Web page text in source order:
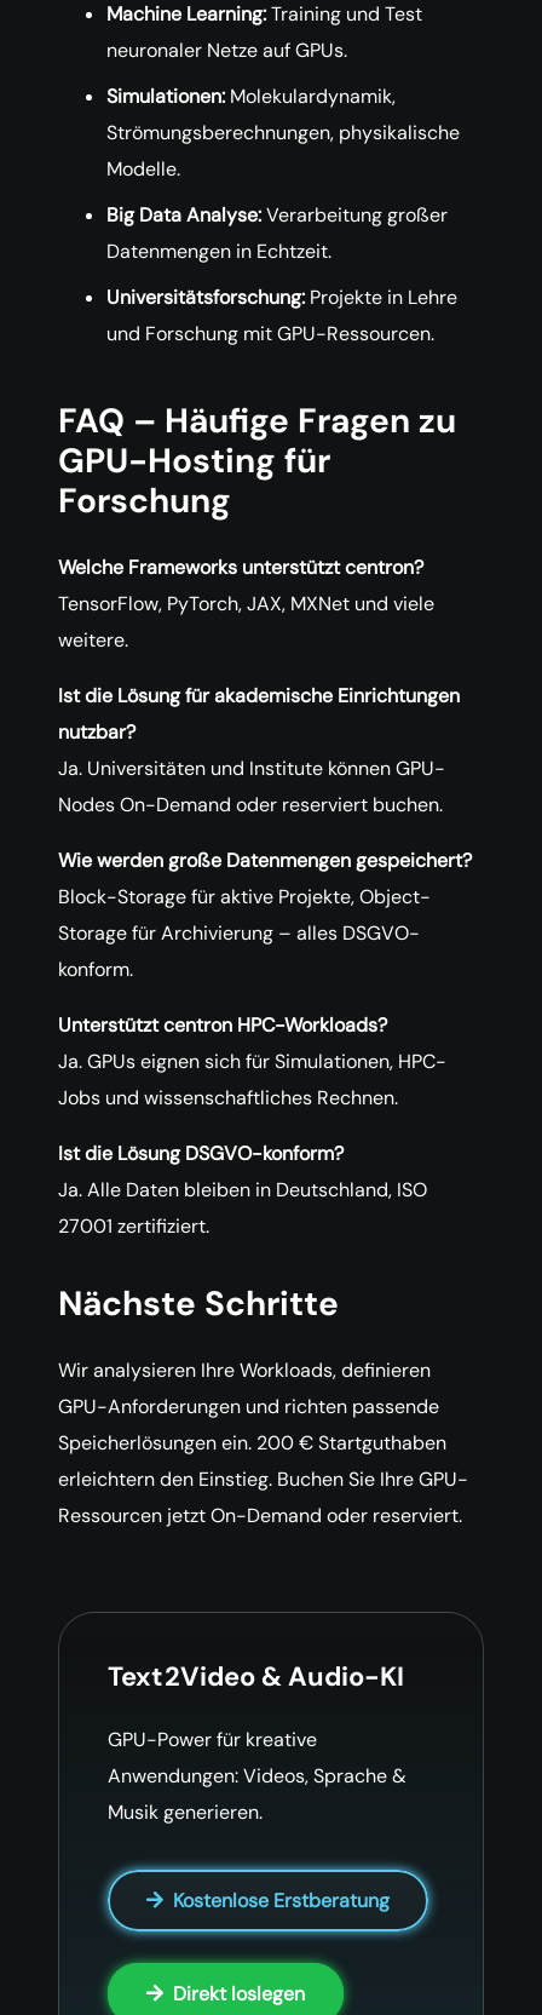
Machine Learning:Training und Test
neuronaler Netze auf GPUs.
Simulationen: Molekulardynamik,
Strömungsberechnungen, physikalische
Modelle.
Big Data Analyse:Verarbeitung großer
Datenmengen in Echtzeit.
Universitätsforschung: Projekte in Lehre
und Forschung mit GPU-Ressourcen.
FAQ – Häufige Fragen zu
GPU-Hosting für
Forschung
Welche Frameworks unterstützt centron?
TensorFlow, PyTorch, JAX, MXNet und viele
weitere.
Ist die Lösung für akademische Einrichtungen
nutzbar?
Ja. Universitäten und Institute können GPU-
Nodes On-Demand oder reserviert buchen.
Wie werden große Datenmengen gespeichert?
Block-Storage für aktive Projekte, Object-
Storage für Archivierung – alles DSGVO-
konform.
Unterstützt centron HPC-Workloads?
Ja. GPUs eignen sich für Simulationen, HPC-
Jobs und wissenschaftliches Rechnen.
Ist die Lösung DSGVO-konform?
Ja. Alle Daten bleiben in Deutschland, ISO
27001 zertifiziert.
Nächste Schritte
Wir analysieren Ihre Workloads, definieren
GPU-Anforderungen und richten passende
Speicherlösungen ein. 200 € Startguthaben
erleichtern den Einstieg. Buchen Sie Ihre GPU-
Ressourcen jetzt On-Demand oder reserviert.
Text2Video & Audio-KI
GPU-Power für kreative
Anwendungen: Videos, Sprache &
Musik generieren.
Kostenlose Erstberatung
Direkt loslegen